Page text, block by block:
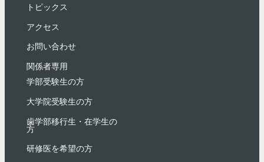
トピックス
アクセス
お問い合わせ
関係者専用
学部受験⽣の⽅
大学院受験生の方
歯学部移行生・在学⽣の
⽅
研修医を希望の方